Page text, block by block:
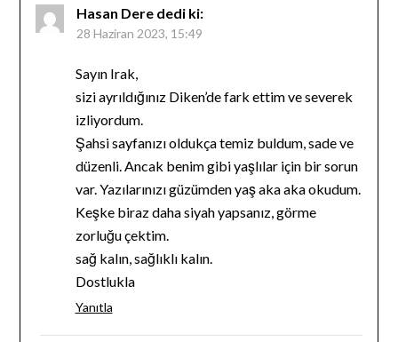
Hasan Dere dedi ki:
28 Haziran 2023, 15:49
Sayın Irak,
sizi ayrıldığınız Diken’de fark ettim ve severek
izliyordum.
Şahsi sayfanızı oldukça temiz buldum, sade ve
düzenli. Ancak benim gibi yaşlılar için bir sorun
var. Yazılarınızı güzümden yaş aka aka okudum.
Keşke biraz daha siyah yapsanız, görme
zorluğu çektim.
sağ kalın, sağlıklı kalın.
Dostlukla
Yanıtla